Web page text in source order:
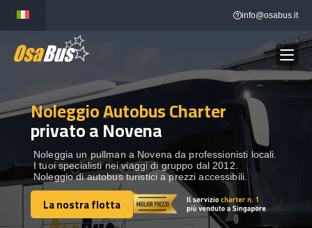
content
info@osabus.it
NOLEGGIO AUTOBUS Show dropdown
DESTINAZIONI Show dropdown
FLOTTA
Noleggio Autobus Charter
privato a Novena
Noleggia un pullman a Novena da professionisti locali.
I tuoi specialisti nei viaggi di gruppo dal 2012.
Noleggio di autobus turistici a prezzi accessibili.
La nostra flotta
La nostra flotta